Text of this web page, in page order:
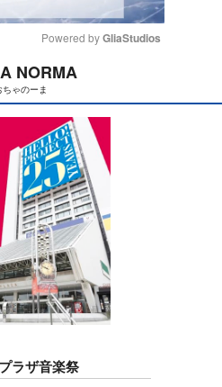
t
Powered by GliaStudios
NORMA
ちゃのーま
ラザ音楽祭